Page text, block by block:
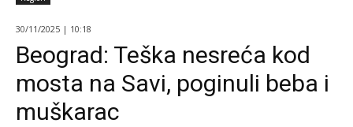
30/11/2025 | 10:18
Beograd: Teška nesreća kod
mosta na Savi, poginuli beba i
muškarac